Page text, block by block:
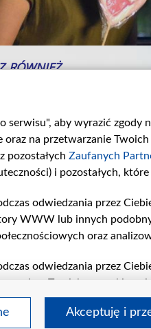
również
i deska
numer...
W
regulamin tvp.pl
serwisu", aby wyrazić
na przetwarzanie
pozostałych Zaufanych
i pozostałych,
odwiedzania przez
WWW lub innych
oraz
odwiedzania przez
o Twoich
TVP
dla realizacji
tworzenia profilu
Akceptuję i